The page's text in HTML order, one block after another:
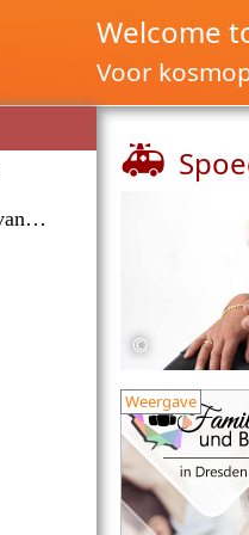
Welcome
Voor
Hulp voor slachtoffers van geweld
🚑
©
Weergave